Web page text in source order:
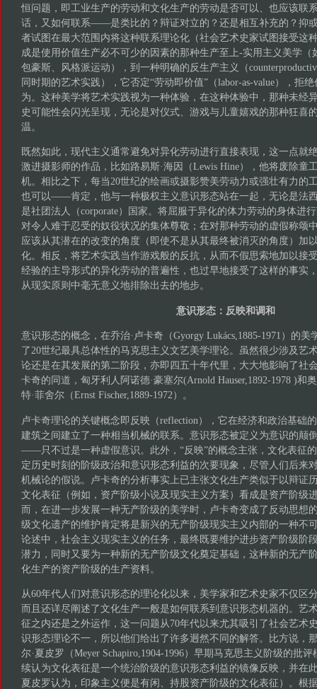
恒问题，即工业生产的劳动和文化生产的劳动是否可以、也应该联
话，又如何联系——是类比的？辩证对立的？还是相互补充的？抑
者试图在最大范围内将这种联系理论化（社会艺术史家试图接受这
成是使用价值生产必不可少的因素的那种生产至上-实用主义美学（
包豪斯、风格派运动），到一种明确的反生产主义（
同时期的艺术实践），它否定“劳动即价值”（labor-as-value），拒
为。这种美学将艺术实践视为一种体验，在这种体验中，那种未经
史可能性会闪光呈现，无论是对仪式、游戏与儿童嬉戏的那种狂喜
温。
既然如此，现代主义通常避免对异化劳动进行直接表现，这一点就
激进摄影师的作品，比如路易斯·海因（Lewis Hine），他将废除童
机。相比之下，每当20世纪的绘画或摄影赞美劳动力或强壮有力
也可以——肯定，他与一种极权主义意识形态站在一起，无论是法
是社团法人（corporate）国家。将屈服于异化的体力劳动的身体进
对令人难于忍受的奴役状况的集体尊敬；在对那种劳动的虚假称颂
应该从其潜在的改变的角度（即使不是从其最终被消灭的角度）加
化。相反，将艺术实践当作游戏般的反抗，从而不假思索地加以接
经验的主导形式的异化劳动的普遍性，也过早地接受了这样的事实
从现实原则中毫无意义地排除出去的地步。
意识形态：反映和调和
意识形态的概念，在乔治·卢卡奇（Gyorgy Lukács,1885-1971）的
了20世纪最具总体性的马克思主义文艺美学理论。虽然很少涉及艺
论还是在其发展的第二阶段，亦即四五十年代里，大大地影响了社
卡奇的同道，匈牙利人阿诺德·豪塞尔(Arnold Hauser,1892-1978 )和
特·菲舍尔（Ernst Fischer,1889-1972）。
卢卡奇理论的关键概念即反映（reflection），它在经济和政治基础
建筑之间建立了一种相当机械的联系。意识形态被定义为意识的
——只不过是一种虚假意识。此外，“反映”的概念主张，文化表征
定历史时刻的阶级政治和意识形态利益的次要现象，尽管人们后来
机械论的假说。卢卡奇的分析事实上已主张文化生产类似于以辩证
文化表征（例如，资产阶级小说及现实主义方案）看成是资产阶级
而，在进一步发展一种无产阶级的美学时，卢卡奇变成了反动思想
级文化遗产的维护肯定将是新兴的无产阶级现实主义内部的一种不
论述中，社会主义现实主义的任务，最终既要维护进步资产阶级阶
潜力，同时又要为一种新的无产阶级文化奠定基础，这种新的无产
化生产的资产阶级的生产资料。
从60年代人们对意识形态的理论化以来，美学家和艺术史家不仅区
而且还详尽阐述了文化生产一般是如何联系到意识形态机器的。艺
征之内还是之外运作，这一问题从70年代以来尤其吸引了社会艺术
识形态理论不一，所以他们给出了许多迥然不同的解答。比方说，
尔·夏皮罗（Meyer Schapiro,1904-1996）早期马克思主义阶级的批
续认为文化表征是一个统治阶级的意识形态利益的镜像反映，并在
夏皮罗认为，印象主义便是有闲、持股资产阶级的文化表征）。根